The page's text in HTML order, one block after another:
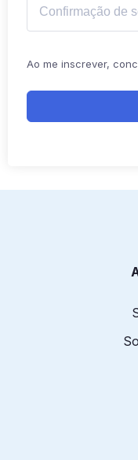
Ao me inscrever,